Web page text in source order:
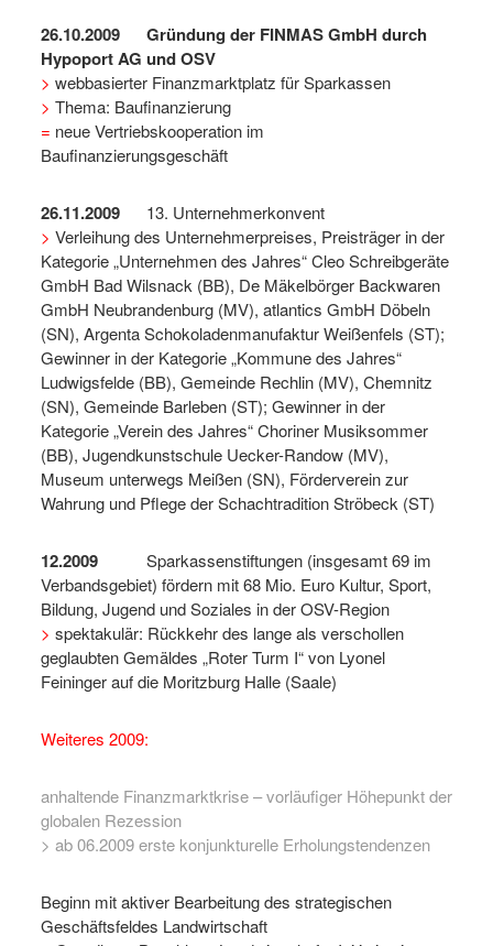
26.10.2009 Gründung der FINMAS GmbH durch
Hypoport AG und OSV
> webbasierter Finanzmarktplatz für Sparkassen
> Thema: Baufinanzierung
= neue Vertriebskooperation im
Baufinanzierungsgeschäft
26.11.2009
13. Unternehmerkonvent
> Verleihung des Unternehmerpreises, Preisträger in der
Kategorie „Unternehmen des Jahres“ Cleo Schreibgeräte
GmbH Bad Wilsnack (BB), De Mäkelbörger Backwaren
GmbH Neubrandenburg (MV), atlantics GmbH Döbeln
(SN), Argenta Schokoladenmanufaktur Weißenfels (ST);
Gewinner in der Kategorie „Kommune des Jahres“
Ludwigsfelde (BB), Gemeinde Rechlin (MV), Chemnitz
(SN), Gemeinde Barleben (ST); Gewinner in der
Kategorie „Verein des Jahres“ Choriner Musiksommer
(BB), Jugendkunstschule Uecker-Randow (MV),
Museum unterwegs Meißen (SN), Förderverein zur
Wahrung und Pflege der Schachtradition Ströbeck (ST)
12.2009
Sparkassenstiftungen (insgesamt 69 im
Verbandsgebiet) fördern mit 68 Mio. Euro Kultur, Sport,
Bildung, Jugend und Soziales in der OSV-Region
> spektakulär: Rückkehr des lange als verschollen
geglaubten Gemäldes „Roter Turm I“ von Lyonel
Feininger auf die Moritzburg Halle (Saale)
Weiteres 2009:
anhaltende Finanzmarktkrise – vorläufiger Höhepunkt der
globalen Rezession
> ab 06.2009 erste konjunkturelle Erholungstendenzen
Beginn mit aktiver Bearbeitung des strategischen
Geschäftsfeldes Landwirtschaft